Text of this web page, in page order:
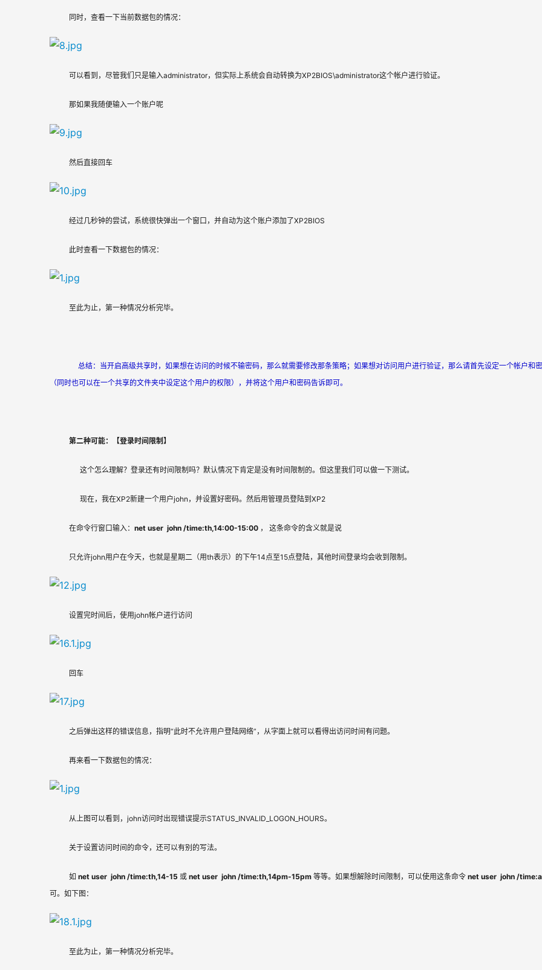
同时，查看一下当前数据包的情况：
可以看到，尽管我们只是输入administrator，但实际上系统会自动转换为XP2BIOS\administrator这个帐户进行验证。
那如果我随便输入一个账户呢
然后直接回车
经过几秒钟的尝试，系统很快弹出一个窗口，并自动为这个账户添加了XP2BIOS
此时查看一下数据包的情况：
至此为止，第一种情况分析完毕。
总结：当开启高级共享时，如果想在访问的时候不输密码，那么就需要修改那条策略；如果想对访问用户进行验证，那么请首先设定一个帐户和
（同时也可以在一个共享的文件夹中设定这个用户的权限），并将这个用户和密码告诉即可。
第二种可能：【登录时间限制】
这个怎么理解？登录还有时间限制吗？默认情况下肯定是没有时间限制的。但这里我们可以做一下测试。
现在，我在XP2新建一个用户john，并设置好密码。然后用管理员登陆到XP2
在命令行窗口输入： net user  john /time:th,14:00-15:00 ， 这条命令的含义就是说
只允许john用户在今天，也就是星期二（用th表示）的下午14点至15点登陆，其他时间登录均会收到限制。
设置完时间后，使用john帐户进行访问
回车
之后弹出这样的错误信息，指明“此时不允许用户登陆网络”，从字面上就可以看得出访问时间有问题。
再来看一下数据包的情况：
从上图可以看到，john访问时出现错误提示STATUS_INVALID_LOGON_HOURS。
关于设置访问时间的命令，还可以有别的写法。
如 net user  john /time:th,14-15 或 net user  john /time:th,14pm-15pm 等等。如果想解除时间限制，可以使用这条命令 net user  john /
可。如下图：
至此为止，第一种情况分析完毕。